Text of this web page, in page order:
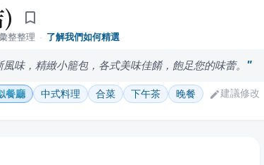
整整理 · 了解我們如何精選
味，精緻小籠包，各式美味佳餚，飽足您的味蕾。
餐廳 中式料理 合菜 下午茶 晚餐 建議修改